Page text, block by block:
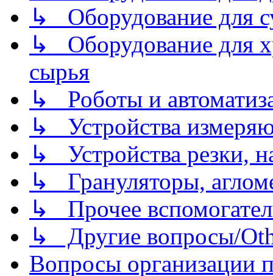
↳ Оборудование для
↳ Оборудование для
сырья
↳ Роботы и
↳ Устройства
↳ Устройства резки,
↳ Грануляторы,
↳ Прочее
↳ Другие вопросы/
Вопросы организации